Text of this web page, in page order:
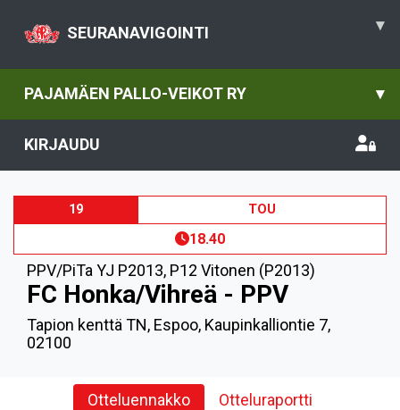
SEURANAVIGOINTI ▾
PAJAMÄEN PALLO-VEIKOT RY ▾
KIRJAUDU
19 TOU
18.40
PPV/PiTa YJ P2013, P12 Vitonen (P2013)
FC Honka/Vihreä - PPV
Tapion kenttä TN, Espoo, Kaupinkalliontie 7,
02100
Otteluennakko Otteluraportti